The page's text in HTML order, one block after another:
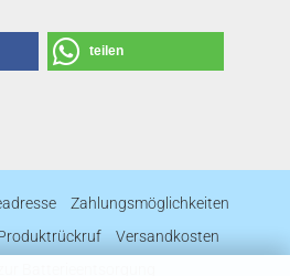
teilen
Zahlungsmöglichkeiten
Versandkosten